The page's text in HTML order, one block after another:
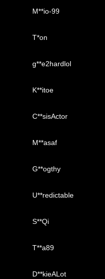
M**io-99
T*on
g**e2hardlol
K**itoe
C**sisActor
M**asaf
G**ogthy
U**redictable
S**Qi
T**a89
D**kieALot